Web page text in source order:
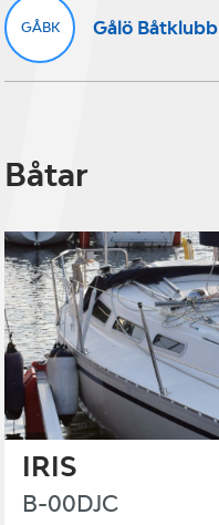
GÅBK Gålö Båtklubb
Båtar
IRIS
B-00DJC